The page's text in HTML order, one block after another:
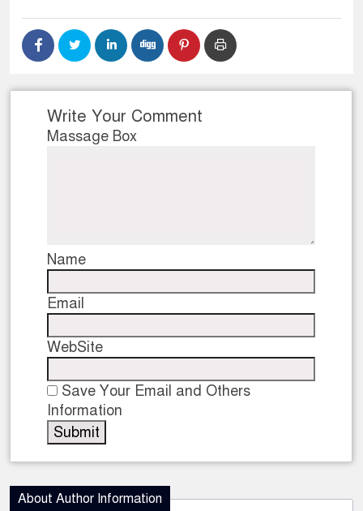
Write Your Comment
Massage Box
Name
Email
WebSite
Save Your Email and Others
Information
About Author Information